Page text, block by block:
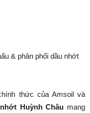
& phân phối dầu nhớt
thức của Amsoil và
Huỳnh Châu mang